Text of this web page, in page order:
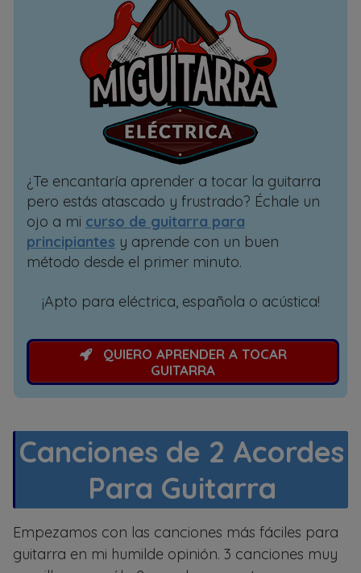
¿Te encantaría aprender a tocar la guitarra
pero estás atascado y frustrado? Échale un
ojo a mi curso de guitarra para
principiantes y aprende con un buen
método desde el primer minuto.
¡Apto para eléctrica, española o acústica!
QUIERO APRENDER A TOCAR
GUITARRA
Canciones de 2 Acordes
Para Guitarra
Empezamos con las canciones más fáciles para
guitarra en mi humilde opinión. 3 canciones muy